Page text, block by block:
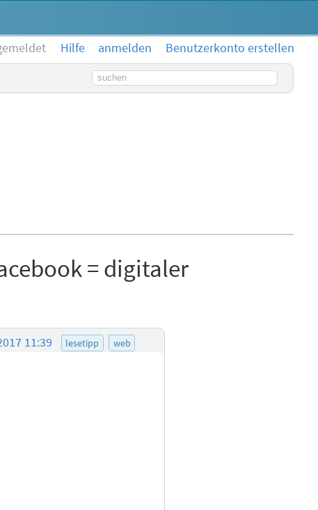
Hilfe anmelden
Benutzerkonto erstellen
Suchbegriff
= digitaler
11:39 lesetipp web